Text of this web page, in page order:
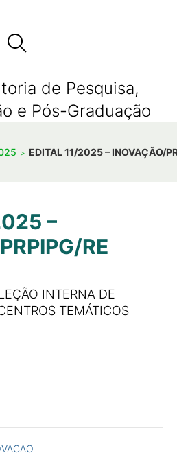
de Pesquisa,
e Pós-Graduação
EDITAL 11/2025 – INOVAÇÃO/
–
RE
INTERNA DE
TEMÁTICOS